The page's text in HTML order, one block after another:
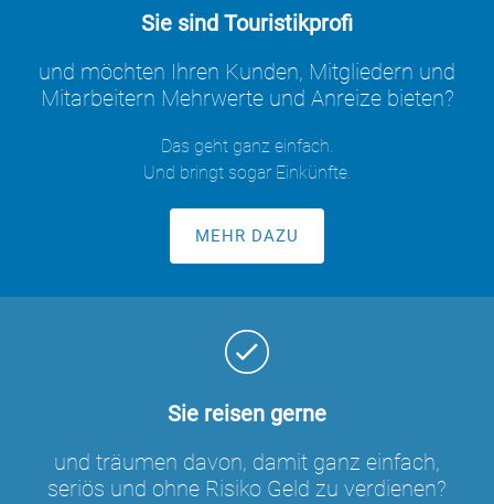
Sie sind Touristikprofi
und möchten Ihren Kunden, Mitgliedern und
Mitarbeitern Mehrwerte und Anreize bieten?
Das geht ganz einfach.
Und bringt sogar Einkünfte.
MEHR DAZU
Sie reisen gerne
und träumen davon, damit ganz einfach,
seriös und ohne Risiko Geld zu verdienen?